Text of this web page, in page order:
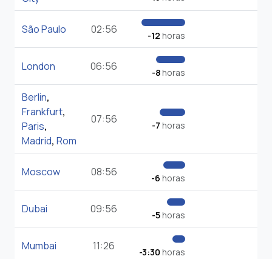
São Paulo 02:56 -12 horas
London 06:56 -8horas
Berlin,
Frankfurt,
Paris,
Madrid, Rom
07:56 -7 horas
Moscow 08:56 -6 horas
Dubai 09:56 -5horas
Mumbai 11:26 -3:30 horas